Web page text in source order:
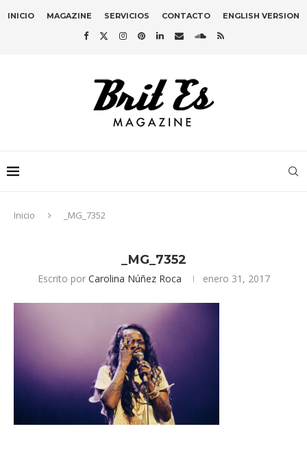
INICIO MAGAZINE SERVICIOS CONTACTO ENGLISH VERSION
Inicio _MG_7352
_MG_7352
Escrito por Carolina Núñez Roca enero 31, 2017